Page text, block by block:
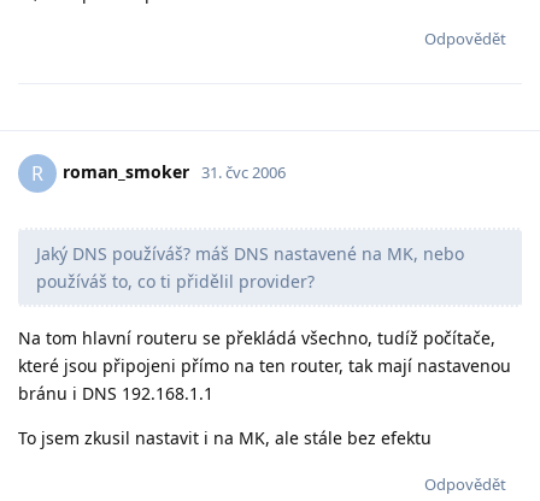
Odpovědět
R roman_smoker 31. čvc 2006
Jaký DNS používáš? máš DNS nastavené na MK, nebo
používáš to, co ti přidělil provider?
Na tom hlavní routeru se překládá všechno, tudíž počítače,
které jsou připojeni přímo na ten router, tak mají nastavenou
bránu i DNS 192.168.1.1
To jsem zkusil nastavit i na MK, ale stále bez efektu
Odpovědět